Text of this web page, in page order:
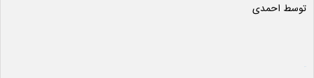
امتیاز 5از 5
توسط احمدی